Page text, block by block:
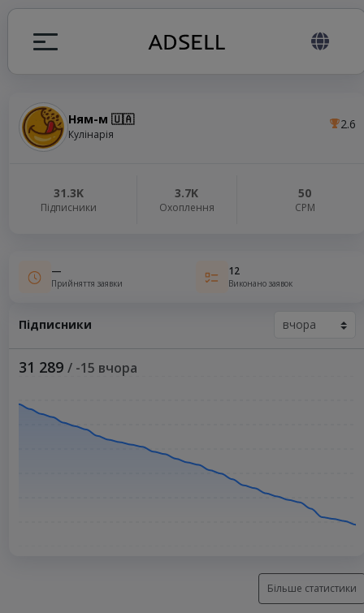
Ням-м 🇺🇦
Кулінарія
2.6
31.3K
Підписники
3.7K
Охоплення
50
СРМ
—
Прийняття заявки
12
Виконано заявок
Підписники
31 289 / -15 вчора
Більше статистики